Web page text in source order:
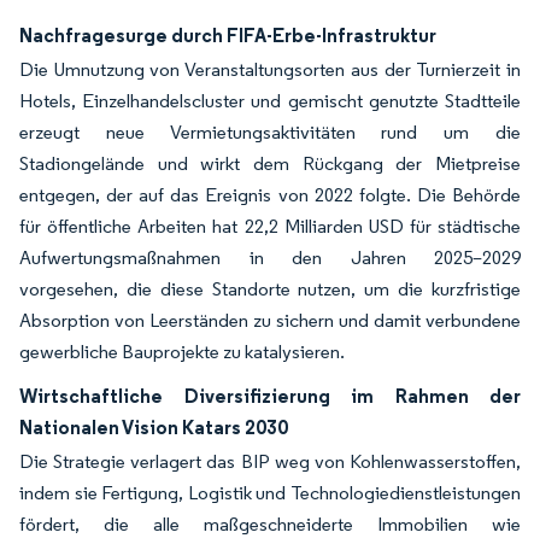
Nachfragesurge durch FIFA-Erbe-Infrastruktur
Die Umnutzung von Veranstaltungsorten aus der Turnierzeit in
Hotels, Einzelhandelscluster und gemischt genutzte Stadtteile
erzeugt neue Vermietungsaktivitäten rund um die
Stadiongelände und wirkt dem Rückgang der Mietpreise
entgegen, der auf das Ereignis von 2022 folgte. Die Behörde
für öffentliche Arbeiten hat 22,2 Milliarden USD für städtische
Aufwertungsmaßnahmen in den Jahren 2025–2029
vorgesehen, die diese Standorte nutzen, um die kurzfristige
Absorption von Leerständen zu sichern und damit verbundene
gewerbliche Bauprojekte zu katalysieren.
Wirtschaftliche Diversifizierung im Rahmen der
Nationalen Vision Katars 2030
Die Strategie verlagert das BIP weg von Kohlenwasserstoffen,
indem sie Fertigung, Logistik und Technologiedienstleistungen
fördert, die alle maßgeschneiderte Immobilien wie